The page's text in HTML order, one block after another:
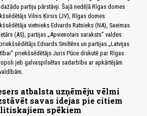
partiju pārstāvji. Šajā nedēļā Rīgas domes
Vilnis Ķirsis (JV), Rīgas domes
vietnieks Edvards Ratnieks (NA), Saeimas
(AS), partijas „Apvienotais saraksts” valdes
Edvards Smiltēns un partijas „Latvijas
priekšsēdētājs Juris Pūce diskutē par Rīgas
jeb galvaspilsētas sadarbību ar apkārtējām
atbalsta uzņēmēju vēlmi
savas idejas pie citiem
spēkiem